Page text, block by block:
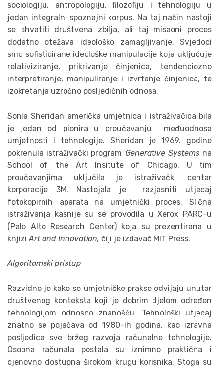
sociologiju, antropologiju, filozofiju i tehnologiju u
jedan integralni spoznajni korpus. Na taj način nastoji
se shvatiti društvena zbilja, ali taj misaoni proces
dodatno otežava ideološko zamagljivanje. Svjedoci
smo sofisticirane ideološke manipulacije koja uključuje
relativiziranje, prikrivanje činjenica, tendenciozno
interpretiranje, manipuliranje i izvrtanje činjenica, te
izokretanja uzročno posljedičnih odnosa.
Sonia Sheridan američka umjetnica i istraživačica bila
je jedan od pionira u proučavanju međuodnosa
umjetnosti i tehnologije. Sheridan je 1969. godine
pokrenula istraživački program Generative Systems na
School of the Art Insitute of Chicago. U tim
proučavanjima uključila je istraživački centar
korporacije 3M. Nastojala je razjasniti utjecaj
fotokopirnih aparata na umjetnički proces. Slična
istraživanja kasnije su se provodila u Xerox PARC-u
(Palo Alto Research Center) koja su prezentirana u
knjizi Art and Innovation, čiji je izdavač MIT Press.
Algoritamski pristup
Razvidno je kako se umjetničke prakse odvijaju unutar
društvenog konteksta koji je dobrim djelom određen
tehnologijom odnosno znanošću. Tehnološki utjecaj
znatno se pojačava od 1980-ih godina, kao izravna
posljedica sve bržeg razvoja računalne tehnologije.
Osobna računala postala su iznimno praktična i
cjenovno dostupna širokom krugu korisnika. Stoga su